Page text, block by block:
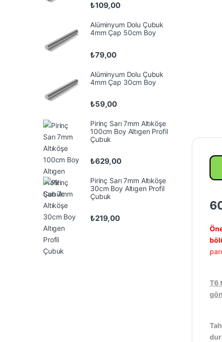
T6
₺109,00
Alüminyum Dolu Çubuk
4mm Çap 50cm Boy
₺79,00
Alüminyum Dolu Çubuk
4mm Çap 30cm Boy
₺59,00
Pirinç Sarı 7mm Altıköşe
100cm Boy Altıgen Profil
Çubuk
₺629,00
Pirinç Sarı 7mm Altıköşe
30cm Boy Altıgen Profil
Çubuk
₺219,00